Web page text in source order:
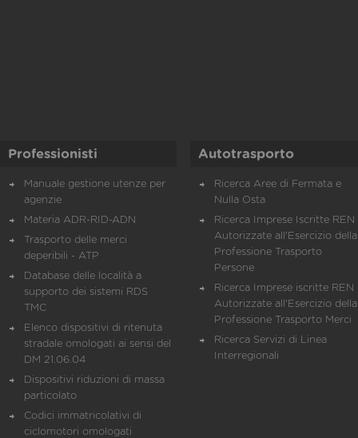
Professionisti
Manuale gestione utenze per
agenzie
Materia ADR-RID-ADN
Trasporto delle merci
deperibili - ATP
Database delle località a
supporto dei sistemi RDS
TMC
Elenco dispositivi di ritenuta
stradale omologati ai sensi del
DM 21.06.04
Dispositivi riduzioni di massa
particolato
Codici immatricolativi di
ciclomotori omologati
Autotrasporto
Ricerca Aree di Fermata e
Nulla Osta
Ricerca Imprese Iscritte REN
Autorizzate all'Esercizio della
Professione Trasporto
Persone
Ricerca Imprese iscritte REN
Autorizzate all'Esercizio della
Professione Trasporto Merci
Ricerca Servizi di Linea
Interregionali